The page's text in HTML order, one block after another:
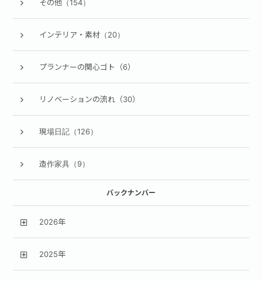
その他（154）
インテリア・素材（20）
プランナーの関心ゴト（6）
リノベーションの流れ（30）
現場日記（126）
造作家具（9）
バックナンバー
2026年
2025年